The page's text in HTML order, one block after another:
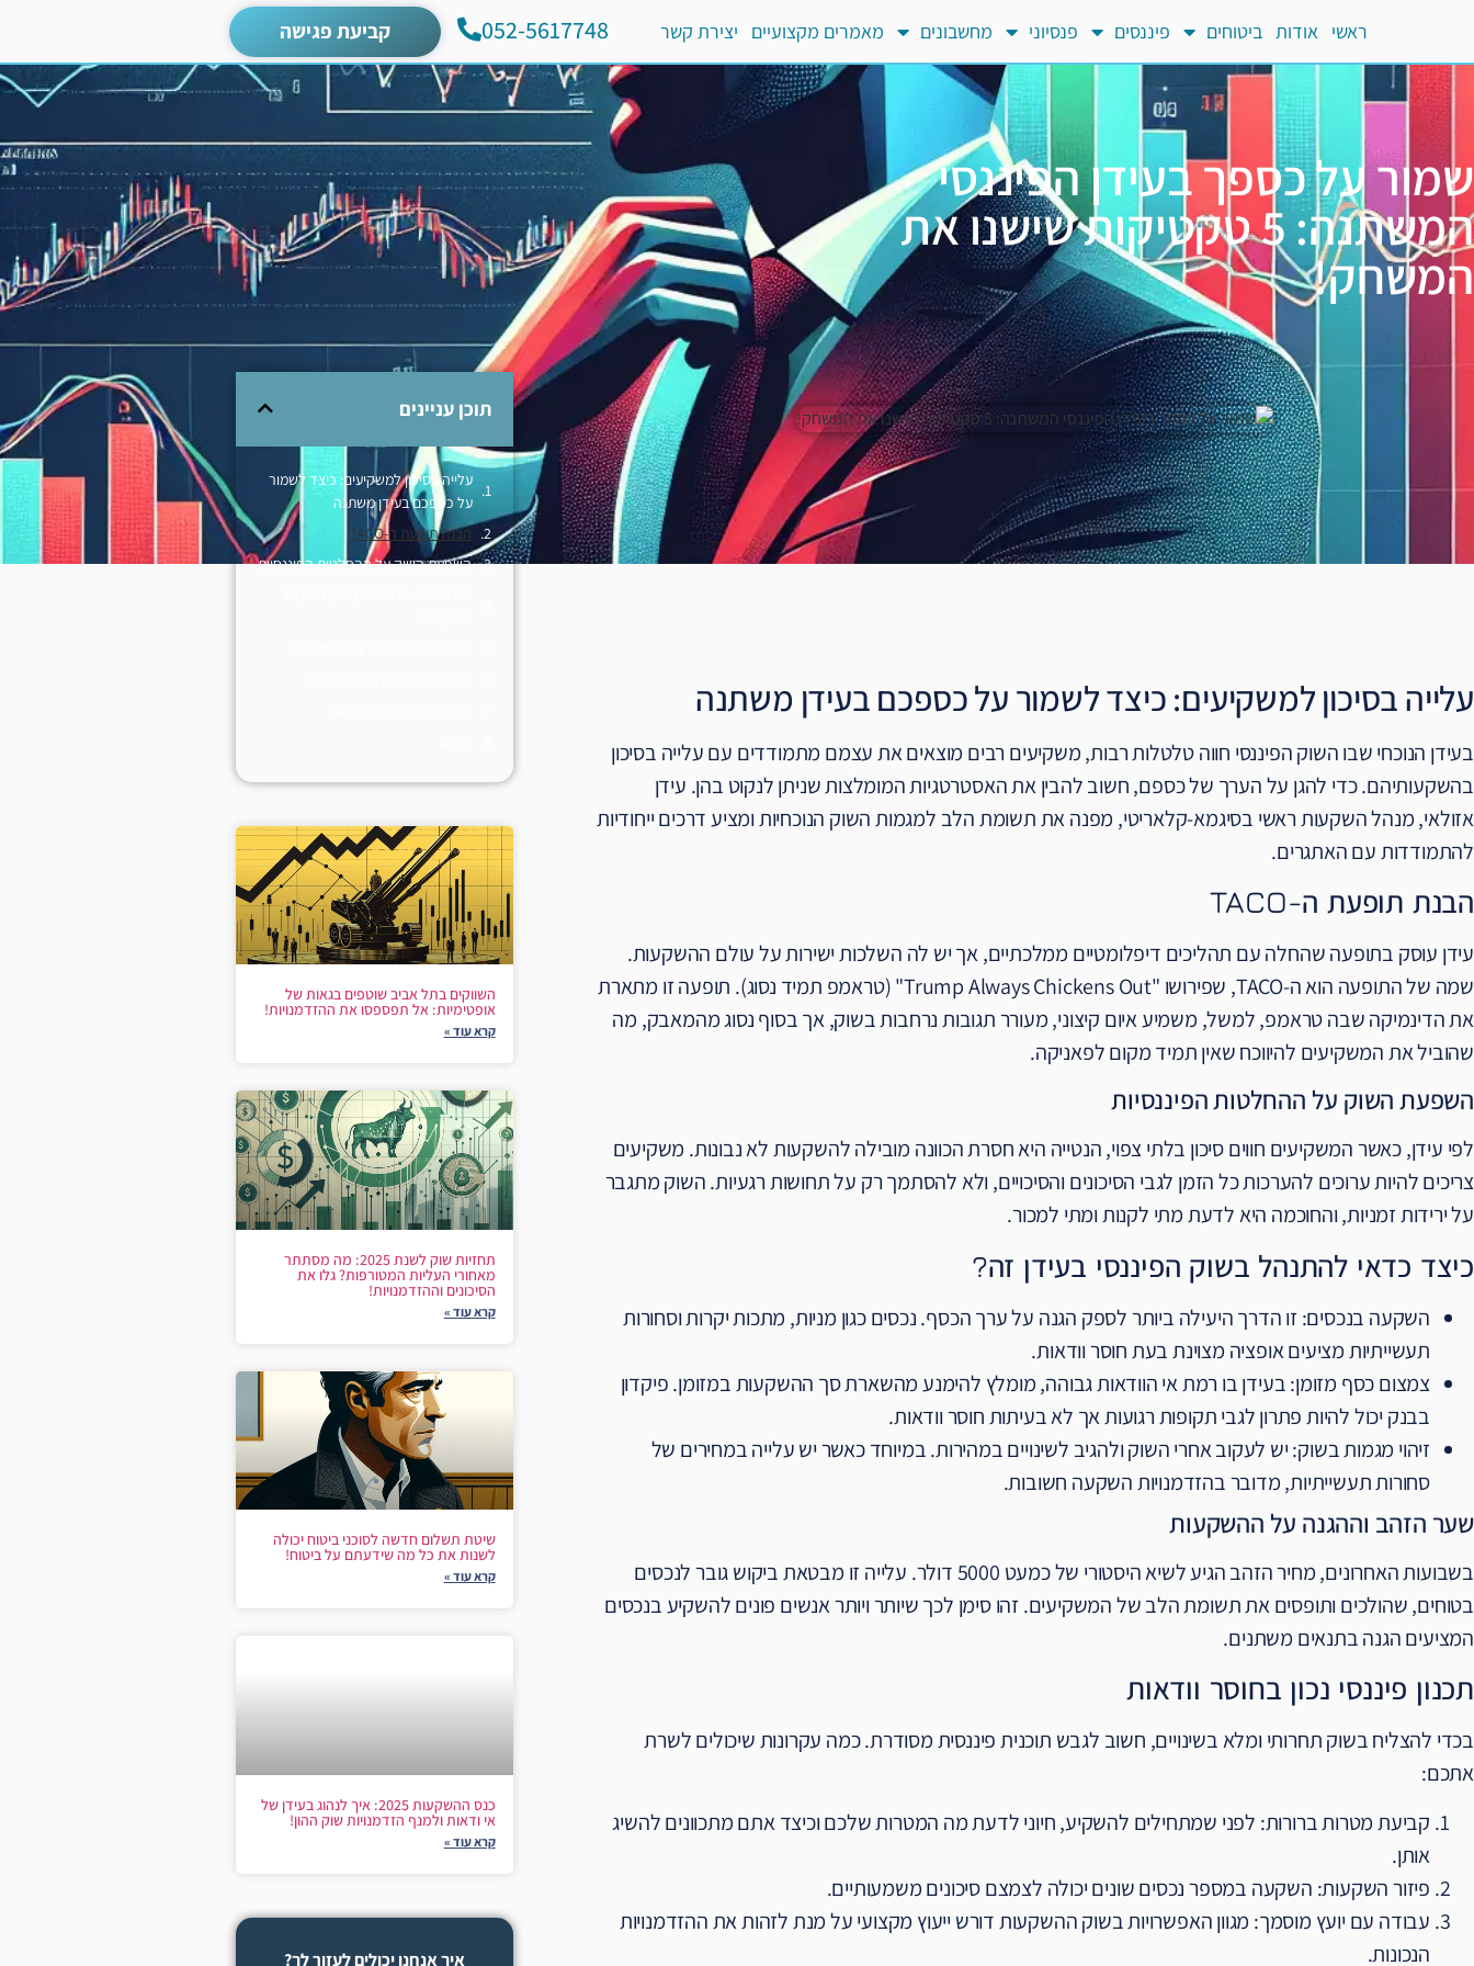
ראשי אודות ביטוחים פיננסים פנסיוני מחשבונים מאמרים מקצועיים יצירת קשר 052-5617748 קביעת פגישה
שמור על כספך בעידן הפיננסי
המשתנה: 5 טקטיקות שישנו את
המשחק!
עלייה בסיכון למשקיעים: כיצד לשמור על כספכם בעידן משתנה
בעידן הנוכחי שבו השוק הפיננסי חווה טלטלות רבות, משקיעים רבים מוצאים את עצמם מתמודדים עם עלייה בסיכון
בהשקעותיהם. כדי להגן על הערך של כספם, חשוב להבין את האסטרטגיות המומלצות שניתן לנקוט בהן. עידן
אזולאי, מנהל השקעות ראשי בסיגמא-קלאריטי, מפנה את תשומת הלב למגמות השוק הנוכחיות ומציע דרכים ייחודיות
להתמודדות עם האתגרים.
הבנת תופעת ה-TACO
עידן עוסק בתופעה שהחלה עם תהליכים דיפלומטיים ממלכתיים, אך יש לה השלכות ישירות על עולם ההשקעות.
שמה של התופעה הוא ה-TACO, שפירושו "Trump Always Chickens Out" (טראמפ תמיד נסוג). תופעה זו מתארת
את הדינמיקה שבה טראמפ, למשל, משמיע איום קיצוני, מעורר תגובות נרחבות בשוק, אך בסוף נסוג מהמאבק, מה
שהוביל את המשקיעים להיווכח שאין תמיד מקום לפאניקה.
השפעת השוק על ההחלטות הפיננסיות
לפי עידן, כאשר המשקיעים חווים סיכון בלתי צפוי, הנטייה היא חסרת הכוונה מובילה להשקעות לא נבונות. משקיעים
צריכים להיות ערוכים להערכות כל הזמן לגבי הסיכונים והסיכויים, ולא להסתמך רק על תחושות רגעיות. השוק מתגבר
על ירידות זמניות, והחוכמה היא לדעת מתי לקנות ומתי למכור.
כיצד כדאי להתנהל בשוק הפיננסי בעידן זה?
השקעה בנכסים: זו הדרך היעילה ביותר לספק הגנה על ערך הכסף. נכסים כגון מניות, מתכות יקרות וסחורות
תעשייתיות מציעים אופציה מצוינת בעת חוסר וודאות.
צמצום כסף מזומן: בעידן בו רמת אי הוודאות גבוהה, מומלץ להימנע מהשארת סך ההשקעות במזומן. פיקדון
בבנק יכול להיות פתרון לגבי תקופות רגועות אך לא בעיתות חוסר וודאות.
זיהוי מגמות בשוק: יש לעקוב אחרי השוק ולהגיב לשינויים במהירות. במיוחד כאשר יש עלייה במחירים של
סחורות תעשייתיות, מדובר בהזדמנויות השקעה חשובות.
שער הזהב וההגנה על ההשקעות
בשבועות האחרונים, מחיר הזהב הגיע לשיא היסטורי של כמעט 5000 דולר. עלייה זו מבטאת ביקוש גובר לנכסים
בטוחים, שהולכים ותופסים את תשומת הלב של המשקיעים. זהו סימן לכך שיותר ויותר אנשים פונים להשקיע בנכסים
המציעים הגנה בתנאים משתנים.
תכנון פיננסי נכון בחוסר וודאות
בכדי להצליח בשוק תחרותי ומלא בשינויים, חשוב לגבש תוכנית פיננסית מסודרת. כמה עקרונות שיכולים לשרת
אתכם:
קביעת מטרות ברורות: לפני שמתחילים להשקיע, חיוני לדעת מה המטרות שלכם וכיצד אתם מתכוונים להשיג
אותן.
פיזור השקעות: השקעה במספר נכסים שונים יכולה לצמצם סיכונים משמעותיים.
עבודה עם יועץ מוסמך: מגוון האפשרויות בשוק ההשקעות דורש ייעוץ מקצועי על מנת לזהות את ההזדמנויות
הנכונות.
תוכן עניינים
עלייה בסיכון למשקיעים: כיצד לשמור
על כספכם בעידן משתנה
הבנת תופעת ה-TACO
השפעת השוק על ההחלטות הפיננסיות
השווקים בתל אביב שוטפים בגאות של
אופטימיות: אל תפספסו את ההזדמנויות!
קרא עוד »
תחזיות שוק לשנת 2025: מה מסתתר
מאחורי העליות המטורפות? גלו את
הסיכונים וההזדמנויות!
קרא עוד »
שיטת תשלום חדשה לסוכני ביטוח יכולה
לשנות את כל מה שידעתם על ביטוח!
קרא עוד »
כנס ההשקעות 2025: איך לנהוג בעידן של
אי ודאות ולמנף הזדמנויות שוק ההון!
קרא עוד »
איך אנחנו יכולים לעזור לך?